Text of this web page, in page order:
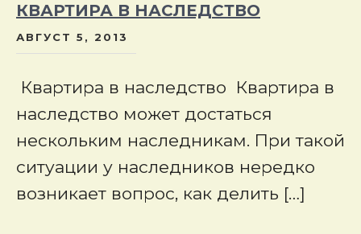
КВАРТИРА В НАСЛЕДСТВО
АВГУСТ 5, 2013
Квартира в наследство Квартира в
наследство может достаться
нескольким наследникам. При такой
ситуации у наследников нередко
возникает вопрос, как делить […]